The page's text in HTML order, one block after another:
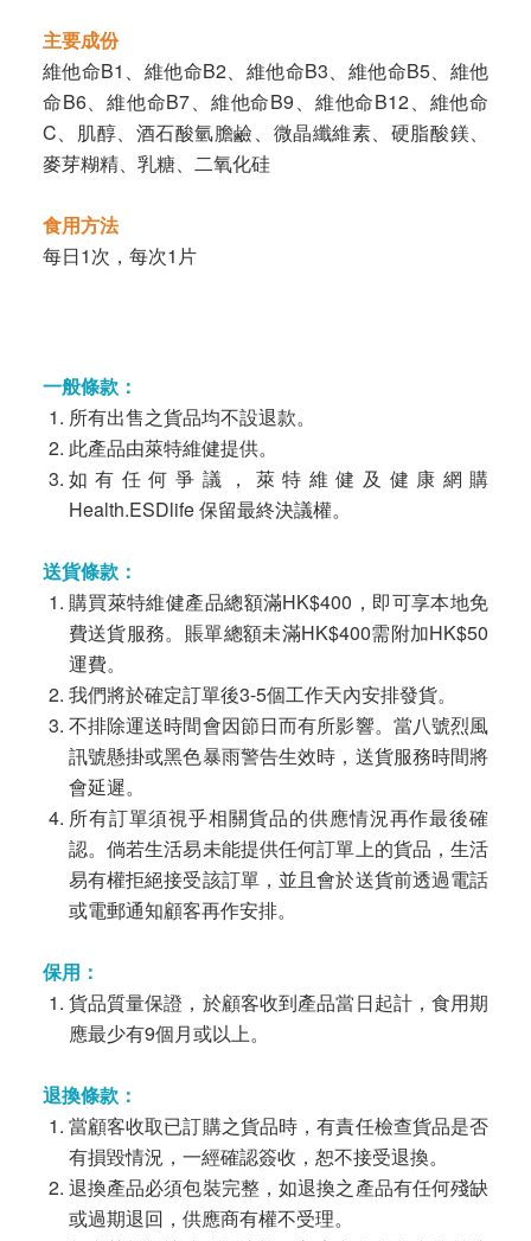
主要成份
維他命B1、維他命B2、維他命B3、維他命B5、維他
命B6、維他命B7、維他命B9、維他命B12、維他命
C、肌醇、酒石酸氫膽鹼、微晶纖維素、硬脂酸鎂、
麥芽糊精、乳糖、二氧化硅
食用方法
每日1次，每次1片
一般條款：
所有出售之貨品均不設退款。
此產品由萊特維健提供。
如有任何爭議，萊特維健及健康網購
Health.ESDlife 保留最終決議權。
送貨條款：
購買萊特維健產品總額滿HK$400，即可享本地免
費送貨服務。賬單總額未滿HK$400需附加HK$50
運費。
我們將於確定訂單後3-5個工作天內安排發貨。
不排除運送時間會因節日而有所影響。當八號烈風
訊號懸掛或黑色暴雨警告生效時，送貨服務時間將
會延遲。
所有訂單須視乎相關貨品的供應情況再作最後確
認。倘若生活易未能提供任何訂單上的貨品，生活
易有權拒絕接受該訂單，並且會於送貨前透過電話
或電郵通知顧客再作安排。
保用：
貨品質量保證，於顧客收到產品當日起計，食用期
應最少有9個月或以上。
退換條款：
當顧客收取已訂購之貨品時，有責任檢查貨品是否
有損毀情況，一經確認簽收，恕不接受退換。
退換產品必須包裝完整，如退換之產品有任何殘缺
或過期退回，供應商有權不受理。